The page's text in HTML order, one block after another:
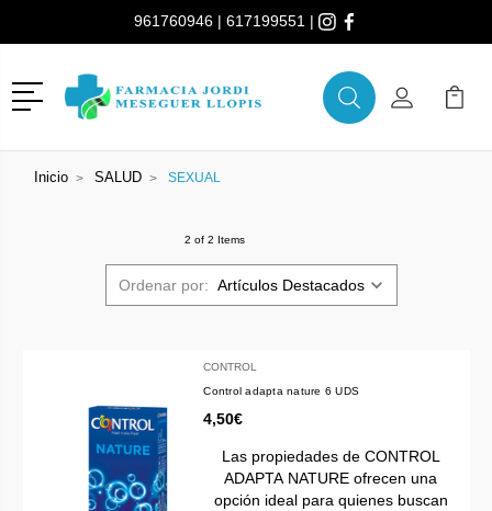
961760946 | 617199551 |
Menú
BuscarMi Cuenta
Mi
Inicio SALUD SEXUAL
2 of 2 Items
Ordenar por:
CONTROL
Control adapta nature 6 UDS
4,50€
Las propiedades de CONTROL
ADAPTA NATURE ofrecen una
opción ideal para quienes buscan